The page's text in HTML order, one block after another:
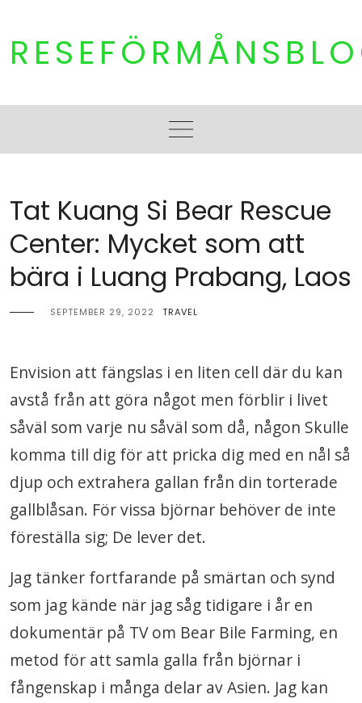
content
Tat Kuang Si Bear Rescue
Center: Mycket som att
bära i Luang Prabang, Laos
SEPTEMBER 29, 2022 TRAVEL
Envision att fängslas i en liten cell där du kan
avstå från att göra något men förblir i livet
såväl som varje nu såväl som då, någon Skulle
komma till dig för att pricka dig med en nål så
djup och extrahera gallan från din torterade
gallblåsan. För vissa björnar behöver de inte
föreställa sig; De lever det.
Jag tänker fortfarande på smärtan och synd
som jag kände när jag såg tidigare i år en
dokumentär på TV om Bear Bile Farming, en
metod för att samla galla från björnar i
fångenskap i många delar av Asien. Jag kan